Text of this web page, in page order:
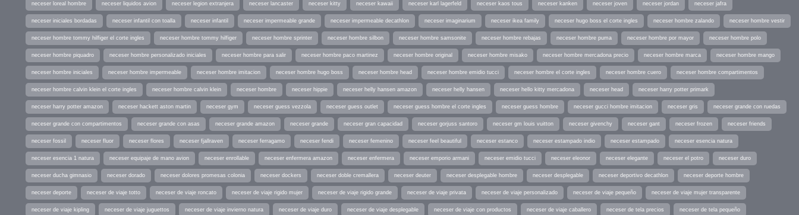
neceser loreal hombre neceser liquidos avion neceser legion extranjera neceser lancaster neceser kitty neceser kawaii neceser karl lagerfeld neceser kaos tous neceser kanken neceser joven neceser jordan neceser jafra
neceser iniciales bordadas neceser infantil con toalla neceser infantil neceser impermeable grande neceser impermeable decathlon neceser imaginarium neceser ikea family neceser hugo boss el corte ingles neceser hombre zalando neceser hombre vestir
neceser hombre tommy hilfiger el corte ingles neceser hombre tommy hilfiger neceser hombre sprinter neceser hombre silbon neceser hombre samsonite neceser hombre rebajas neceser hombre puma neceser hombre por mayor neceser hombre polo
neceser hombre piquadro neceser hombre personalizado iniciales neceser hombre para salir neceser hombre paco martinez neceser hombre original neceser hombre misako neceser hombre mercadona precio neceser hombre marca neceser hombre mango
neceser hombre iniciales neceser hombre impermeable neceser hombre imitacion neceser hombre hugo boss neceser hombre head neceser hombre emidio tucci neceser hombre el corte ingles neceser hombre cuero neceser hombre compartimentos
neceser hombre calvin klein el corte ingles neceser hombre calvin klein neceser hombre neceser hippie neceser helly hansen amazon neceser helly hansen neceser hello kitty mercadona neceser head neceser harry potter primark
neceser harry potter amazon neceser hackett aston martin neceser gym neceser guess vezzola neceser guess outlet neceser guess hombre el corte ingles neceser guess hombre neceser gucci hombre imitacion neceser gris neceser grande con ruedas
neceser grande con compartimentos neceser grande con asas neceser grande amazon neceser grande neceser gran capacidad neceser gorjuss santoro neceser gm louis vuitton neceser givenchy neceser gant neceser frozen neceser friends
neceser fossil neceser fluor neceser flores neceser fjallraven neceser ferragamo neceser fendi neceser femenino neceser feel beautiful neceser estanco neceser estampado indio neceser estampado neceser esencia natura
neceser esencia 1 natura neceser equipaje de mano avion neceser enrollable neceser enfermera amazon neceser enfermera neceser emporio armani neceser emidio tucci neceser eleonor neceser elegante neceser el potro neceser duro
neceser ducha gimnasio neceser dorado neceser dolores promesas colonia neceser dockers neceser doble cremallera neceser deuter neceser desplegable hombre neceser desplegable neceser deportivo decathlon neceser deporte hombre
neceser deporte neceser de viaje totto neceser de viaje roncato neceser de viaje rigido mujer neceser de viaje rigido grande neceser de viaje privata neceser de viaje personalizado neceser de viaje pequeño neceser de viaje mujer transparente
neceser de viaje kipling neceser de viaje juguettos neceser de viaje invierno natura neceser de viaje duro neceser de viaje desplegable neceser de viaje con productos neceser de viaje caballero neceser de tela precios neceser de tela pequeño